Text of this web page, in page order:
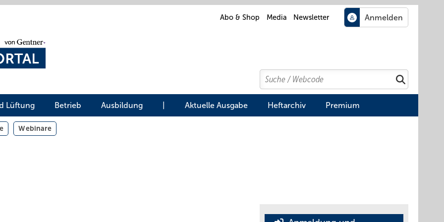
Abo & Shop Media Newsletter
Search
Suchen
Lüftung Betrieb Ausbildung Aktuelle Ausgabe Heftarchiv Premium
Webinare